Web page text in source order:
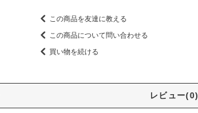
この商品を友達に教える
この商品について問い合わせる
買い物を続ける
レビュー(0)